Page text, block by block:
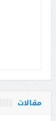
مقالات